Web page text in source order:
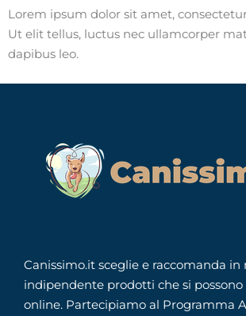
Lorem ipsum dolor sit amet,
Ut elit tellus, luctus nec ullamcorper
dapibus leo.
Canissimo.it sceglie e raccomanda in
indipendente prodotti che si
online. Partecipiamo al Programma